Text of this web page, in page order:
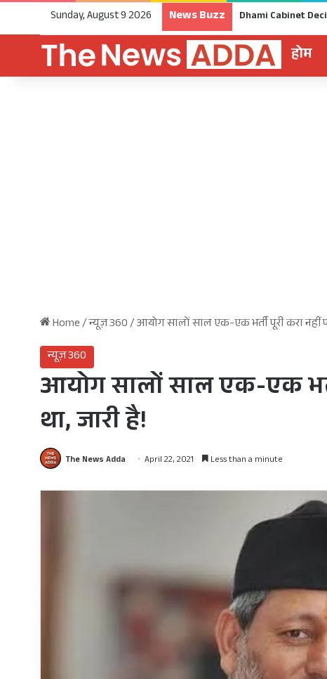
Sunday, August 9 2026 News Buzz
होम
Home/न्यूज़ 360/आयोग सालों साल एक-एक भर्ती पूरी करा नहीं
न्यूज़ 360
आयोग सालों साल एक-एक
था, जारी है!
The News Adda April 22, 2021 Less than a minute